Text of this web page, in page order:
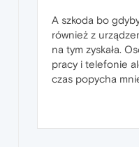
A szkoda bo
również z
na tym zyskała.
pracy i telefonie
czas popycha